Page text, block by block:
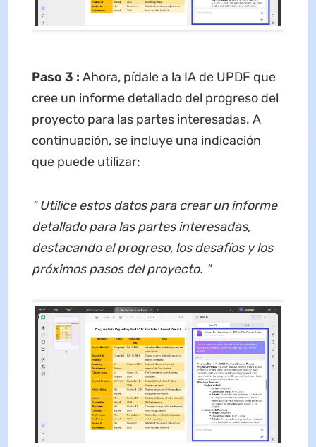
Paso 3 : Ahora, pídale a la IA de UPDF que
cree un informe detallado del progreso del
proyecto para las partes interesadas. A
continuación, se incluye una indicación
que puede utilizar:
"Utilice estos datos para crear un informe
detallado para las partes interesadas,
destacando el progreso, los desafíos y los
próximos pasos del proyecto. "